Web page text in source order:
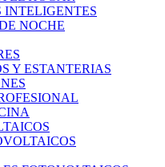
INTELIGENTES
NOCHE
Y ESTANTERIAS